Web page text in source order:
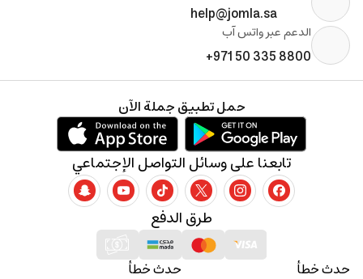
help@jomla.sa
الدعم عبر واتس آب
+971 50 335 8800
حدث خطأ حدث خطأ
طرق الدفع
تابعنا على وسائل التواصل الإجتماعي
حمل تطبيق جملة الآن